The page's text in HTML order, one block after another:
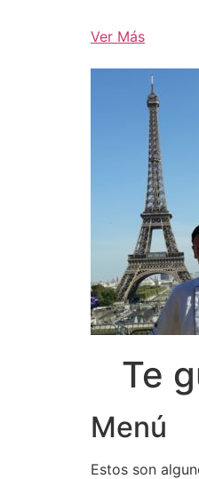
Ver Más
Te
Menú
Estos son